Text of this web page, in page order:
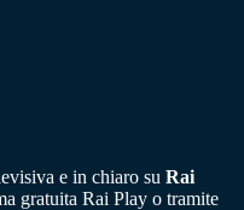
e in chiaro su Rai
gratuita Rai Play o tramite